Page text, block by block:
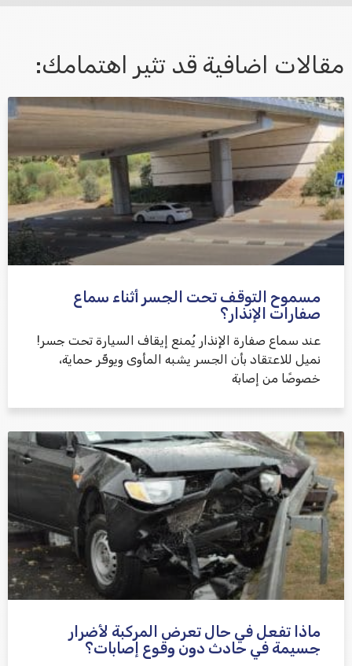
אני מאשר/ת קבלת דיוור במייל ושימוש בפרטים בהתאם
למדיניות הפרטיות
שלח משוב
مقالات اضافية قد تثير اهتمامك:
مسموح التوقف تحت الجسر أثناء سماع
صفارات الإنذار؟
عند سماع صفارة الإنذار يُمنع إيقاف السيارة تحت جسر!
نميل للاعتقاد بأن الجسر يشبه المأوى ويوفّر حماية،
خصوصًا من إصابة
ماذا تفعل في حال تعرض المركبة لأضرار
جسيمة في حادث دون وقوع إصابات؟